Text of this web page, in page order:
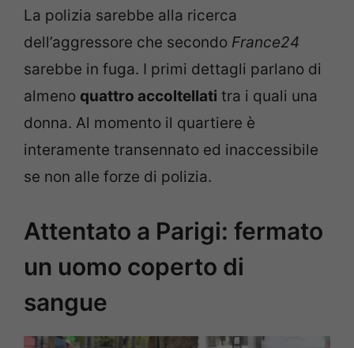
La polizia sarebbe alla ricerca
dell’aggressore che secondo France24
sarebbe in fuga. I primi dettagli parlano di
almeno quattro accoltellati tra i quali una
donna. Al momento il quartiere è
interamente transennato ed inaccessibile
se non alle forze di polizia.
Attentato a Parigi: fermato
un uomo coperto di
sangue